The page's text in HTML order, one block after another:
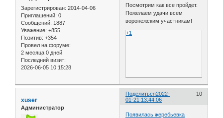
Зарегистрирован: 2014-04-06
Приглашений: 0
Сообщений: 1887
Уважение: +855
Позитив: +354
Провел на форуме:
2 месяца 0 дней
Последний визит:
2026-06-05 10:15:28
Посмотрим как все пройдет.
Пожелаем удачи всем
воронежским участникам!
+1
Поделиться 10
2022-
01-21 13:44:06
xuser
Администратор
Появилась жеребьевка